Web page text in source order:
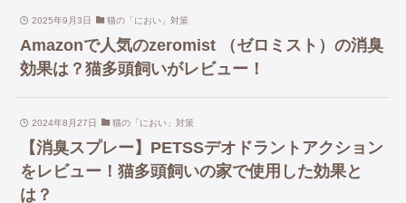
2025年9月3日 猫の「におい」対策
Amazonで人気のzeromist （ゼロミスト）の消臭
効果は？猫多頭飼いがレビュー！
2024年8月27日 猫の「におい」対策
【消臭スプレー】PETSSデオドラントアクション
をレビュー！猫多頭飼いの家で使用した効果と
は？